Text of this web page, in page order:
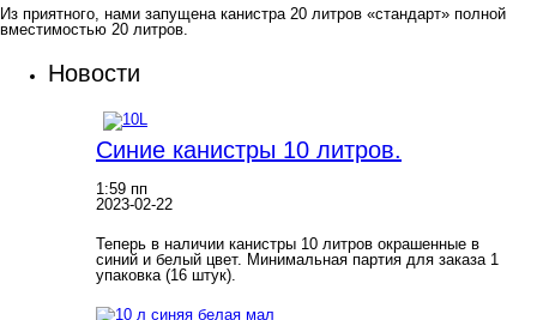
Из приятного, нами запущена канистра 20 литров «стандарт» полной
вместимостью 20 литров.
Новости
Синие канистры 10 литров.
1:59 пп
2023-02-22
Теперь в наличии канистры 10 литров окрашенные в
синий и белый цвет. Минимальная партия для заказа 1
упаковка (16 штук).